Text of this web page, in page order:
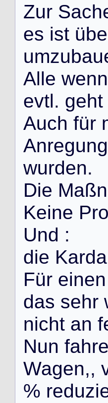
Zur Sach
es ist übe
umzubau
Alle wenn
evtl. geht
Auch für
Anregung
wurden.
Die Maßn
Keine Pro
Und :
die Karda
Für einen
das sehr
nicht an f
Nun fahre
Wagen,,
% reduzi